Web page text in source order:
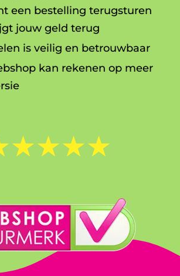
een bestelling terugsturen
jouw geld terug
is veilig en betrouwbaar
kan rekenen op meer
☆☆☆☆